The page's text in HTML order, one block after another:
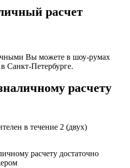
расчет
Вы можете в шоу-румах
Санкт-Петербурге.
расчету
в течение 2 (двух)
расчету достаточно